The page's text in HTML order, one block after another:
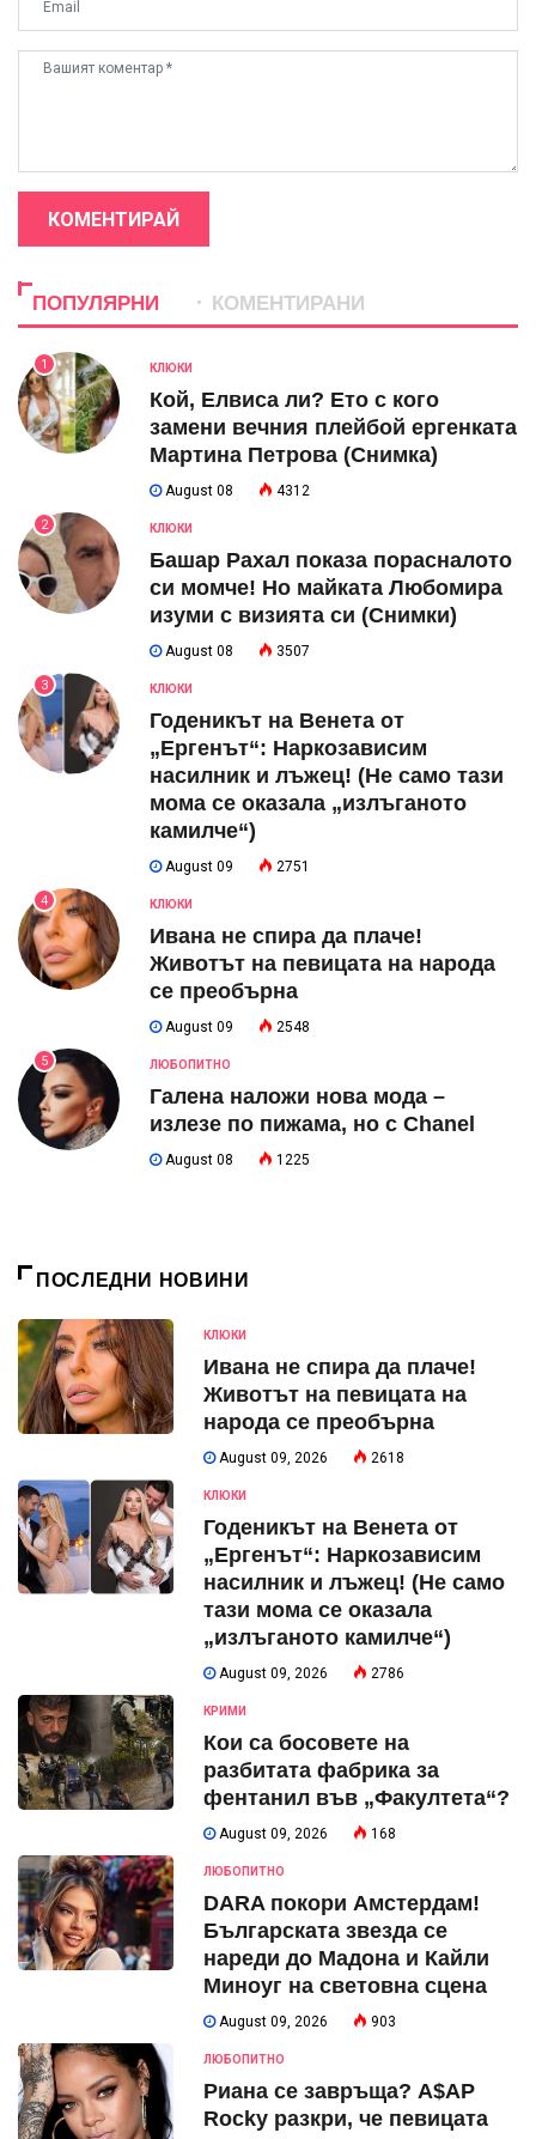
КОМЕНТИРАЙ
ПОПУЛЯРНИ КОМЕНТИРАНИ
1 КЛЮКИ
Кой, Елвиса ли? Ето с кого
замени вечния плейбой ергенката
Мартина Петрова (Снимка)
August 08 4312
2 КЛЮКИ
Башар Рахал показа порасналото
си момче! Но майката Любомира
изуми с визията си (Снимки)
August 08 3507
3 КЛЮКИ
Годеникът на Венета от
„Ергенът“: Наркозависим
насилник и лъжец! (Не само тази
мома се оказала „излъганото
камилче“)
August 09 2751
4 КЛЮКИ
Ивана не спира да плаче!
Животът на певицата на народа
се преобърна
August 09 2548
5 ЛЮБОПИТНО
Галена наложи нова мода –
излезе по пижама, но с Chanel
August 08 1225
ПОСЛЕДНИ НОВИНИ
КЛЮКИ
Ивана не спира да плаче!
Животът на певицата на
народа се преобърна
August 09, 2026 2618
КЛЮКИ
Годеникът на Венета от
„Ергенът“: Наркозависим
насилник и лъжец! (Не само
тази мома се оказала
„излъганото камилче“)
August 09, 2026 2786
КРИМИ
Кои са босовете на
разбитата фабрика за
фентанил във „Факултета“?
August 09, 2026 168
ЛЮБОПИТНО
DARA покори Амстердам!
Българската звезда се
нареди до Мадона и Кайли
Миноуг на световна сцена
August 09, 2026 903
ЛЮБОПИТНО
Риана се завръща? A$AP
Rocky разкри, че певицата